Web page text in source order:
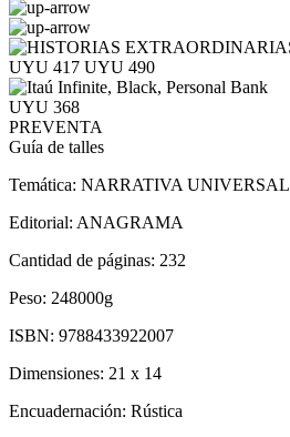
UYU 417 UYU 490
UYU 368
PREVENTA
Guía de talles
Temática: NARRATIVA UNIVERSAL
Editorial: ANAGRAMA
Cantidad de páginas: 232
Peso: 248000g
ISBN: 9788433922007
Dimensiones: 21 x 14
Encuadernación: Rústica